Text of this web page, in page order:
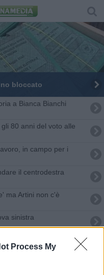
Process My
bloccato
a Bianca Bianchi
80 anni del voto alle
in campo per i
il centrodestra
ma Artini non c'è
sinistra